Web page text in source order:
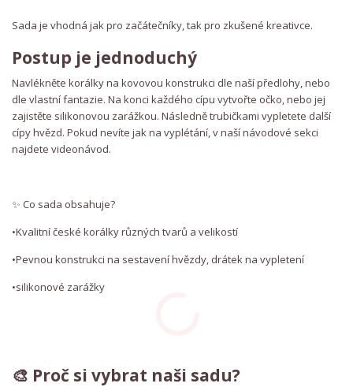
Sada je vhodná jak pro začátečníky, tak pro zkušené kreativce.
Postup je jednoduchý
Navlékněte korálky na kovovou konstrukci dle naší předlohy, nebo
dle vlastní fantazie. Na konci každého cípu vytvořte očko, nebo jej
zajistěte silikonovou zarážkou. Následně trubičkami vypletete další
cípy hvězd. Pokud nevíte jak na vyplétání, v naší návodové sekci
najdete videonávod.
✨ Co sada obsahuje?
•Kvalitní české korálky různých tvarů a velikostí
•Pevnou konstrukci na sestavení hvězdy, drátek na vypletení
•silikonové zarážky
🎨 Proč si vybrat naši sadu?